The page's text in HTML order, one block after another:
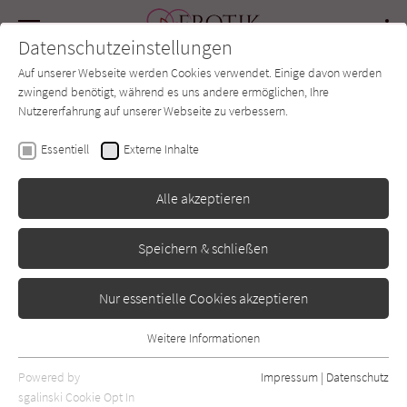
SUCHE Forum Charts Newsletter
Kyra Parsi
No Perfect Match
Goldmann Erscheint vsl.: Dezember 2026
Datenschutzeinstellungen
Auf unserer Webseite werden Cookies verwendet. Einige davon werden
zwingend benötigt, während es uns andere ermöglichen, Ihre
Nutzererfahrung auf unserer Webseite zu verbessern.
Essentiell Externe Inhalte
Alle akzeptieren
Speichern & schließen
Nur essentielle Cookies akzeptieren
Essentielle Cookies werden für grundlegende Funktionen der
Webseite benötigt. Dadurch ist gewährleistet, dass die Webseite
Weitere Informationen
Powered by
sgalinski Cookie Opt In
Impressum | Datenschutz